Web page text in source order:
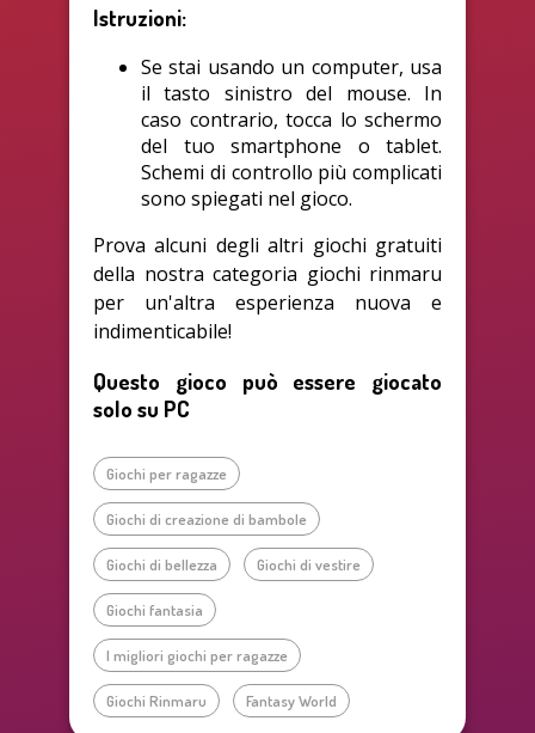
Istruzioni:
Se stai usando un computer, usa
il tasto sinistro del mouse. In
caso contrario, tocca lo schermo
del tuo smartphone o tablet.
Schemi di controllo più complicati
sono spiegati nel gioco.
Prova alcuni degli altri giochi gratuiti
della nostra categoria giochi rinmaru
per un'altra esperienza nuova e
indimenticabile!
Questo gioco può essere giocato
solo su PC
Giochi per ragazze
Giochi di creazione di bambole
Giochi di bellezza Giochi di vestire
Giochi fantasia
I migliori giochi per ragazze
Giochi Rinmaru Fantasy World